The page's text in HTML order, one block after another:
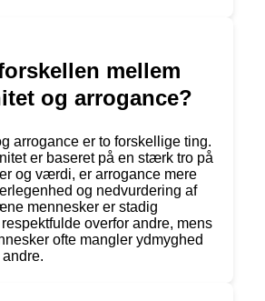
mellem
og arrogance?
arrogance er to forskellige ting.
er baseret på en stærk tro på
og værdi, er arrogance mere
og nedvurdering af
mennesker er stadig
overfor andre, mens
ofte mangler ydmyghed